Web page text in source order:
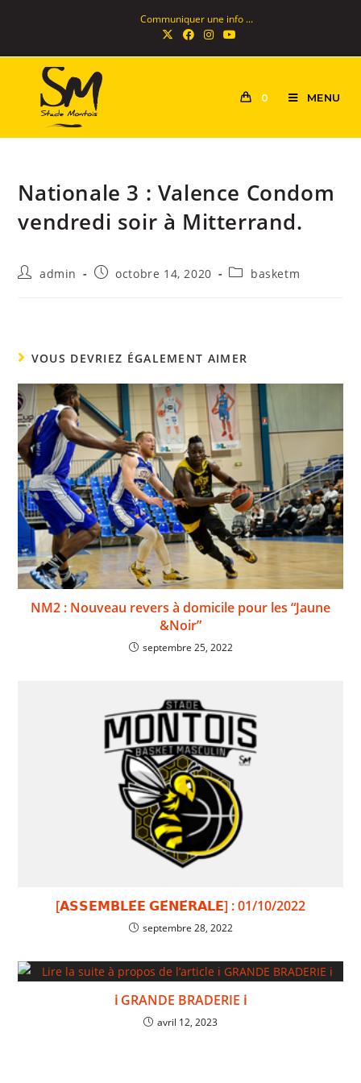
Communiquer une info ...
0 MENU
Nationale 3 : Valence Condom
vendredi soir à Mitterrand.
admin octobre 14, 2020 basketm
VOUS DEVRIEZ ÉGALEMENT AIMER
NM2 : Nouveau revers à domicile pour les “Jaune
&Noir”
septembre 25, 2022
[𝗔𝗦𝗦𝗘𝗠𝗕𝗟𝗘́𝗘 𝗚𝗘́𝗡𝗘́𝗥𝗔𝗟𝗘] : 01/10/2022
septembre 28, 2022
ℹ️ GRANDE BRADERIE ℹ️
avril 12, 2023